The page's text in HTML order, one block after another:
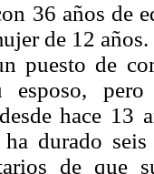
36 años de
de 12
puesto de
esposo,
hace
durado
de que